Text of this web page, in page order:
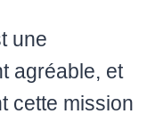
une
agréable, et
cette mission